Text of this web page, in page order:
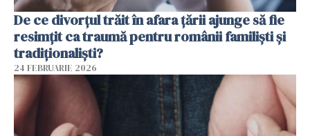
De ce divorțul trăit în afara țării ajunge să fie
resimțit ca traumă pentru românii familiști și
tradiționaliști?
24 FEBRUARIE 2026